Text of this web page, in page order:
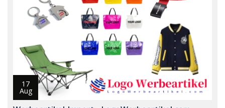
17
Aug